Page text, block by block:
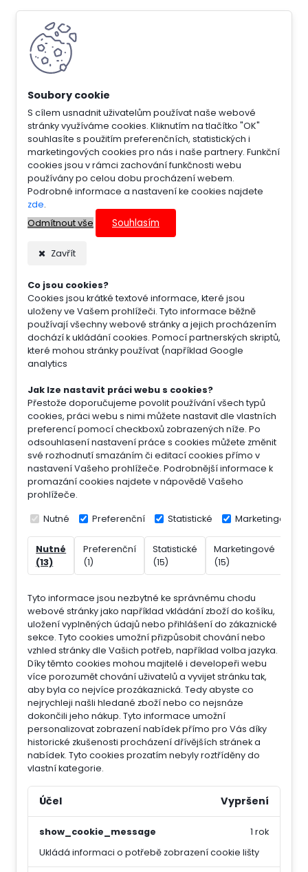
S cílem usnadnit uživatelům používat naše webové
stránky využíváme cookies. Kliknutím na tlačítko "OK"
souhlasíte s použitím preferenčních, statistických i
marketingových cookies pro nás i naše partnery. Funkční
cookies jsou v rámci zachování funkčnosti webu
používány po celou dobu procházení webem.
Podrobné informace a nastavení ke cookies najdete
zde.
Odmítnout vše
Souhlasím
Zavřít
Co jsou cookies?
Cookies jsou krátké textové informace, které jsou
uloženy ve Vašem prohlížeči. Tyto informace běžně
používají všechny webové stránky a jejich procházením
dochází k ukládání cookies. Pomocí partnerských skriptů,
které mohou stránky používat (například Google
analytics
Jak lze nastavit práci webu s cookies?
Přestože doporučujeme povolit používání všech typů
cookies, práci webu s nimi můžete nastavit dle vlastních
preferencí pomocí checkboxů zobrazených níže. Po
odsouhlasení nastavení práce s cookies můžete změnit
své rozhodnutí smazáním či editací cookies přímo v
nastavení Vašeho prohlížeče. Podrobnější informace k
promazání cookies najdete v nápovědě Vašeho
prohlížeče.
Nutné Preferenční Statistické Marketingové
Nutné
(13)
Preferenční
(1)
Statistické
(15)
Marketingové
(15)
Tyto informace jsou nezbytné ke správnému chodu
webové stránky jako například vkládání zboží do košíku,
uložení vyplněných údajů nebo přihlášení do zákaznické
sekce. Tyto cookies umožní přizpůsobit chování nebo
vzhled stránky dle Vašich potřeb, například volba jazyka.
Díky těmto cookies mohou majitelé i developeři webu
více porozumět chování uživatelů a vyvijet stránku tak,
aby byla co nejvíce prozákaznická. Tedy abyste co
nejrychleji našli hledané zboží nebo co nejsnáze
dokončili jeho nákup. Tyto informace umožní
personalizovat zobrazení nabídek přímo pro Vás díky
historické zkušenosti procházení dřívějších stránek a
nabídek. Tyto cookies prozatím nebyly roztříděny do
vlastní kategorie.
Účel Vypršení
show_cookie_message
Ukládá informaci o potřebě zobrazení cookie lišty
1 rok